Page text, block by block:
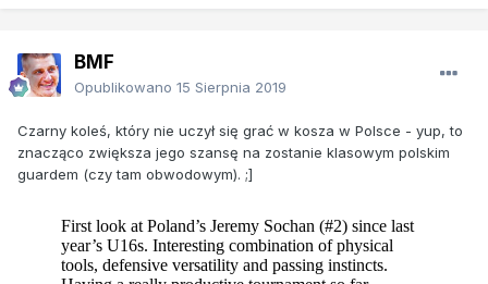
BMF
Opublikowano 15 Sierpnia 2019
Czarny koleś, który nie uczył się grać w kosza w Polsce - yup, to
znacząco zwiększa jego szansę na zostanie klasowym polskim
guardem (czy tam obwodowym). ;]